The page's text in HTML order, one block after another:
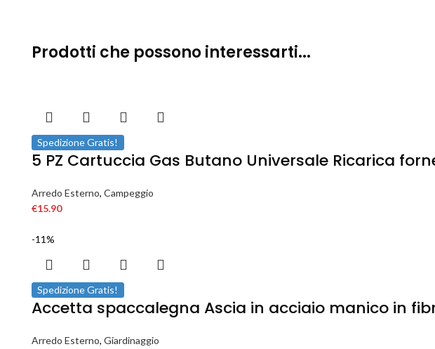
Prodotti che possono interessarti...
Spedizione Gratis!
5 PZ Cartuccia Gas Butano Universale Ricarica
Arredo Esterno, Campeggio
€15.90
-11%
Spedizione Gratis!
Accetta spaccalegna Ascia in acciaio manico in
Arredo Esterno, Giardinaggio